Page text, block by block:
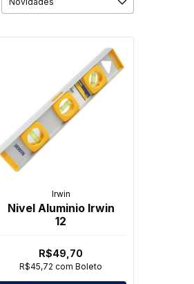
Irwin
Nivel Aluminio Irwin
12
R$49,70
R$45,72com Boleto